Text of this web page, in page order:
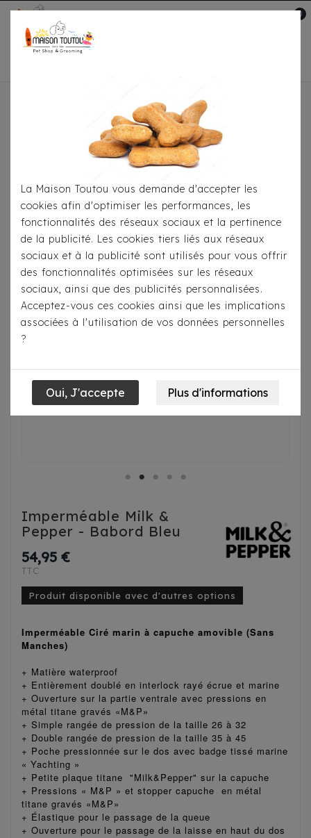
0
Accueil
Pour
Imperméables
Imperméable Milk &
Pepper - Babord Bleu
Imperméable Milk &
Pepper - Babord Bleu
54,95 €
TTC
Produit disponible avec d'autres options
Imperméable Ciré marin à capuche amovible (Sans
Manches)
+ Matière waterproof
+ Entièrement doublé en interlock rayé écrue et marine
+ Ouverture sur la partie ventrale avec pressions en
métal titane gravés «M&P»
+ Simple rangée de pression de la taille 26 à 32
+ Double rangée de pression de la taille 35 à 45
+ Poche pressionnée sur le dos avec badge tissé marine
« Yachting »
+ Petite plaque titane "Milk&Pepper" sur la capuche
+ Pressions « M&P » et stopper capuche en métal
titane gravés «M&P»
+ Élastique pour le passage de la queue
+ Ouverture pour le passage de la laisse en haut du dos
La Maison Toutou vous demande d'accepter les
cookies afin d'optimiser les performances, les
fonctionnalités des réseaux sociaux et la pertinence
de la publicité. Les cookies tiers liés aux réseaux
sociaux et à la publicité sont utilisés pour vous offrir
des fonctionnalités optimisées sur les réseaux
sociaux, ainsi que des publicités personnalisées.
Acceptez-vous ces cookies ainsi que les implications
associées à l'utilisation de vos données personnelles
?